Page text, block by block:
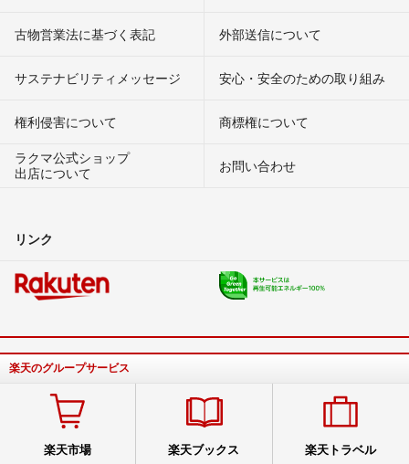
古物営業法に基づく表記 外部送信について
サステナビリティメッセージ 安心・安全のための取り組み
権利侵害について
商標権について
ラクマ公式ショップ
出店について
お問い合わせ
リンク
楽天のグループサービス
楽天市場 楽天ブックス 楽天トラベル